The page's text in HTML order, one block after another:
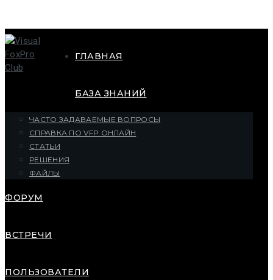
ГЛАВНАЯ
БАЗА ЗНАНИЙ
ЧАСТО ЗАДАВАЕМЫЕ ВОПРОСЫ
СПРАВКА ПО VFP ОНЛАЙН
СТАТЬИ
РЕШЕНИЯ
ФАЙЛЫ
ФОРУМ
ВСТРЕЧИ
ПОЛЬЗОВАТЕЛИ